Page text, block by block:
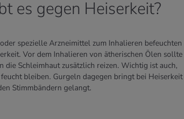
es gegen Heiserkeit?
spezielle Arzneimittel zum Inhalieren befeuchten
Vor dem Inhalieren von ätherischen Ölen sollte
die Schleimhaut zusätzlich reizen. Wichtig ist auch,
bleiben. Gurgeln dagegen bringt bei Heiserkeit
Stimmbändern gelangt.